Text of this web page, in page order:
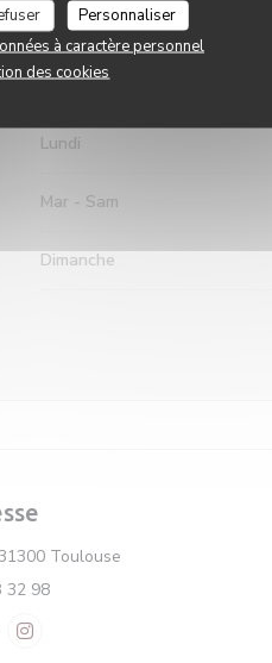
Personnaliser
à caractère personnel
des cookies
Lundi
Mar - Sam
Dimanche
Toulouse
32 98
((ouvre une nouvelle
Instagram ((ouvre une